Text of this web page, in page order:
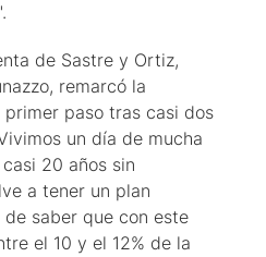
de Sastre y Ortiz,
remarcó la
paso tras casi dos
un día de mucha
20 años sin
a tener un plan
saber que con este
el 10 y el 12% de la